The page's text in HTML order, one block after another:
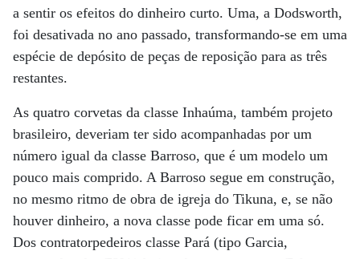
a sentir os efeitos do dinheiro curto. Uma, a Dodsworth,
foi desativada no ano passado, transformando-se em uma
espécie de depósito de peças de reposição para as três
restantes.
As quatro corvetas da classe Inhaúma, também projeto
brasileiro, deveriam ter sido acompanhadas por um
número igual da classe Barroso, que é um modelo um
pouco mais comprido. A Barroso segue em construção,
no mesmo ritmo de obra de igreja do Tikuna, e, se não
houver dinheiro, a nova classe pode ficar em uma só.
Dos contratorpedeiros classe Pará (tipo Garcia,